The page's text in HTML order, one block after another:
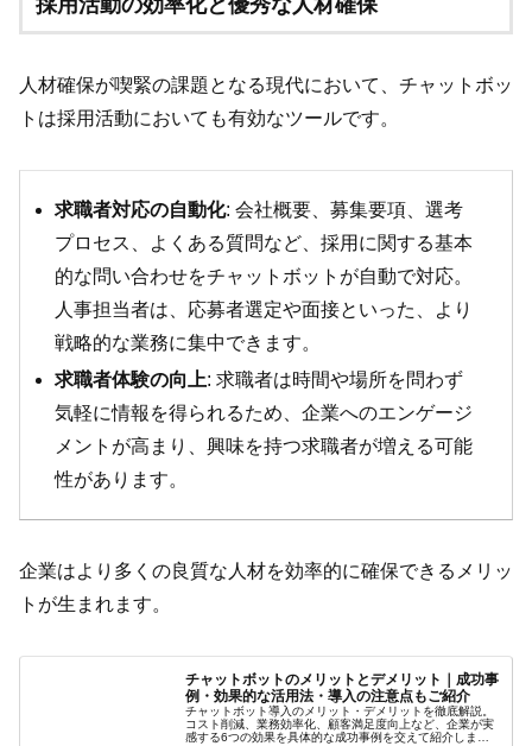
人材確保が喫緊の課題となる現代において、チャットボッ
トは採用活動においても有効なツールです。
求職者対応の自動化: 会社概要、募集要項、選考
プロセス、よくある質問など、採用に関する基本
的な問い合わせをチャットボットが自動で対応。
人事担当者は、応募者選定や面接といった、より
戦略的な業務に集中できます。
求職者体験の向上: 求職者は時間や場所を問わず
気軽に情報を得られるため、企業へのエンゲージ
メントが高まり、興味を持つ求職者が増える可能
性があります。
企業はより多くの良質な人材を効率的に確保できるメリッ
トが生まれます。
チャットボットのメリットとデメリット｜成功事
例・効果的な活用法・導入の注意点もご紹介
チャットボット導入のメリット・デメリットを徹底解説。
コスト削減、業務効率化、顧客満足度向上など、企業が実
感する6つの効果を具体的な成功事例を交えて紹介しま